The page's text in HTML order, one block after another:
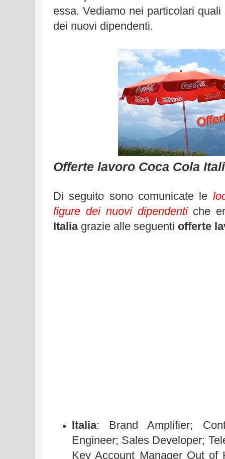
essa. Vediamo nei particolari
dei nuovi dipendenti.
Offerte lavoro Coca Cola
Di seguito sono comunicate le
figure dei nuovi dipendentiche
Italiagrazie alle seguenti offerte
Italia: Brand Amplifier;
Engineer; Sales Developer;
Key Account Manager Out of